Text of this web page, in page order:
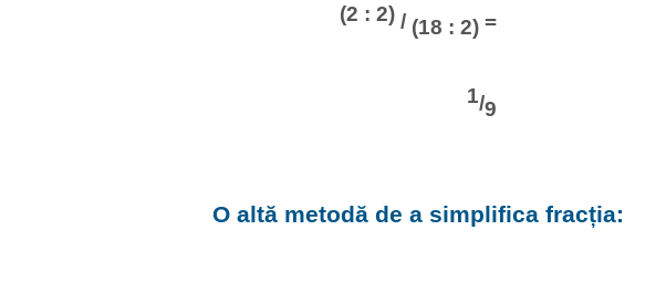
(2 : 2) / (18 : 2) =
1/9
O altă metodă de a simplifica fracția: